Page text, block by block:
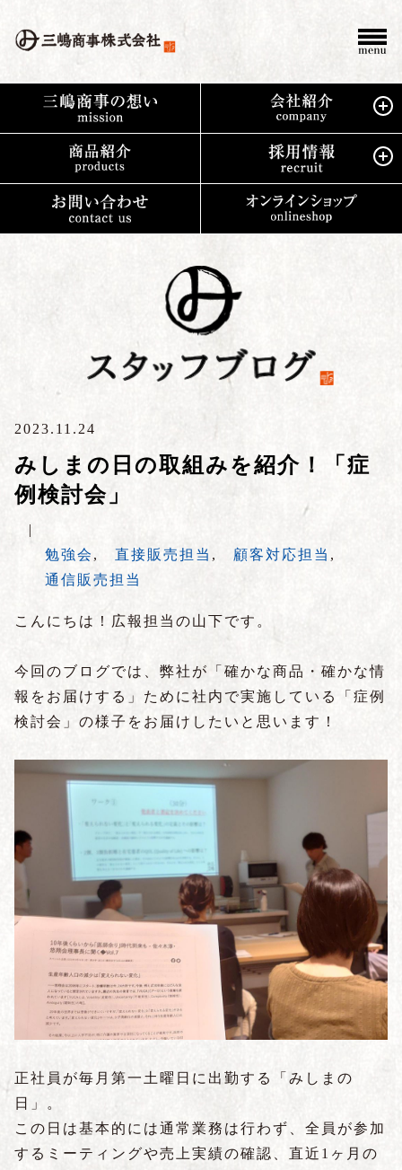
2023.11.24
みしまの日の取組みを紹介！「症
例検討会」
|
勉強会 , 直接販売担当 , 顧客対応担当 ,
通信販売担当
こんにちは！広報担当の山下です。
今回のブログでは、弊社が「確かな商品・確かな情
報をお届けする」ために社内で実施している「症例
検討会」の様子をお届けしたいと思います！
正社員が毎月第一土曜日に出勤する「みしまの
日」。
この日は基本的には通常業務は行わず、全員が参加
するミーティングや売上実績の確認、直近1ヶ月の